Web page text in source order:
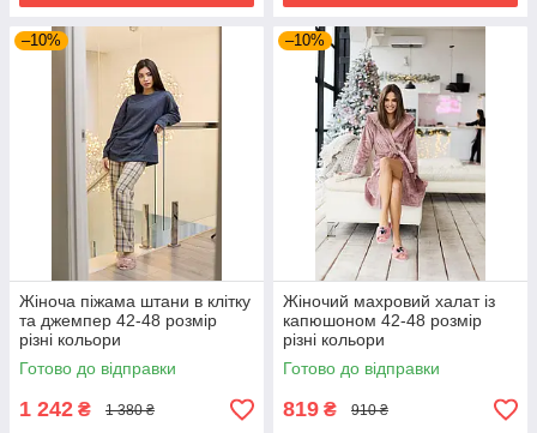
–10%
Жіноча піжама штани в клітку
та джемпер 42-48 розмір
різні кольори
Готово до відправки
1 242 ₴ 1 380 ₴
–10%
Жіночий махровий халат із
капюшоном 42-48 розмір
різні кольори
Готово до відправки
819 ₴ 910 ₴